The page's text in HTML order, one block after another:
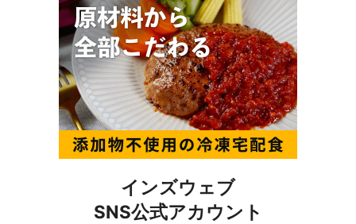
インズウェブ
SNS公式アカウント